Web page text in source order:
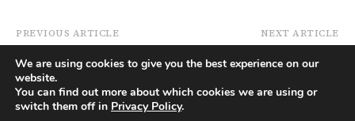
PREVIOUS ARTICLE
παθογένειες στα
νοσοκομεία μας
θεριεύουν και
φουντώνουν”
NEXT ARTICLE
Μαρίνα Ξυλιάτου –
Πρωτοχρονιάτικη
We are using cookies to give you the best experience on our
website.
You can find out more about which cookies we are using or
switch them off in Privacy Policy.